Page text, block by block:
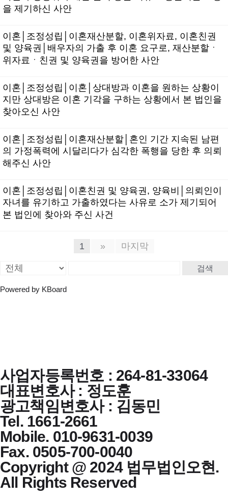
을 제기하신 사안
이혼│조정성립│이혼재산분할, 이혼위자료, 이혼친권
및 양육권│배우자의 가출 후 이혼 요구로, 재산분할ㆍ
위자료ㆍ친권 및 양육권을 방어한 사안
이혼│조정성립│이혼│상대방과 이혼을 원하는 상황이
지만 상대방은 이혼 기각을 구하는 상황에서 본 법인을
찾아오신 사안
이혼│조정성립│이혼재산분할│혼인 기간 지속된 남편
의 가정폭력에 시달리다가 심각한 폭행을 당한 후 의뢰
해주신 사안
이혼│조정성립│이혼친권 및 양육권, 양육비│의뢰인이
자녀를 유기하고 가출하였다는 사유로 소가 제기되어
본 법인에 찾아와 주신 사건
1 » 마지막
검색
Powered by KBoard
사업자등록번호 : 264-81-33064
대표변호사 : 정도훈
광고책임변호사 : 김동민
Tel. 1661-2661
Mobile. 010-9631-0039
Fax. 0505-700-0040
Copyright @ 2024 법무법인오현.
All Rights Reserved